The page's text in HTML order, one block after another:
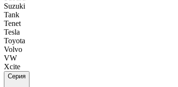
Suzuki
Tank
Tenet
Tesla
Toyota
Volvo
VW
Xcite
Серия